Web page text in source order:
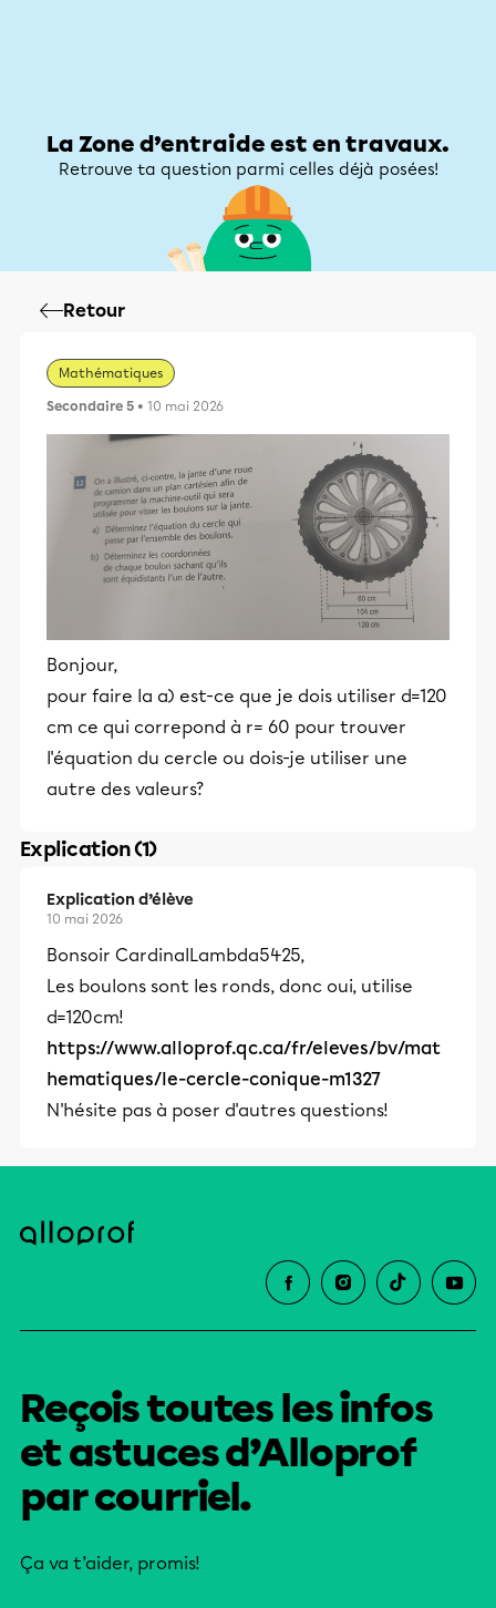
La Zone d’entraide est en travaux.
Retrouve ta question parmi celles déjà posées!
Retour
Mathématiques
Secondaire 5 • 10 mai 2026
Bonjour,
pour faire la a) est-ce que je dois utiliser d=120
cm ce qui correpond à r= 60 pour trouver
l'équation du cercle ou dois-je utiliser une
autre des valeurs?
Explication (1)
Explication d’élève
10 mai 2026
Bonsoir CardinalLambda5425,
Les boulons sont les ronds, donc oui, utilise
d=120cm!
https://www.alloprof.qc.ca/fr/eleves/bv/mat
hematiques/le-cercle-conique-m1327
N'hésite pas à poser d'autres questions!
Reçois toutes les infos
et astuces d’Alloprof
par courriel.
Ça va t’aider, promis!